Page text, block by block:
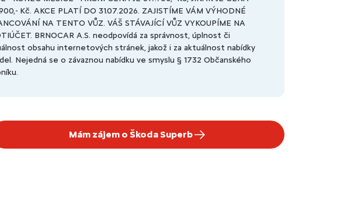
Kč. AKCE PLATÍ DO 31.07.2026. ZAJISTÍME VÁM VÝHODNÉ
NA TENTO VŮZ. VÁŠ STÁVAJÍCÍ VŮZ VYKOUPÍME NA
BRNOCAR A.S. neodpovídá za správnost, úplnost či
obsahu internetových stránek, jakož i za aktuálnost nabídky
Nejedná se o závaznou nabídku ve smyslu § 1732 Občanského
Mám zájem o Škoda Superb